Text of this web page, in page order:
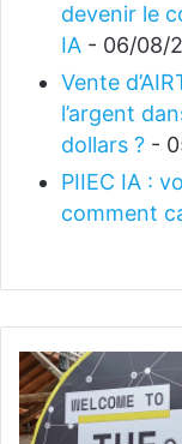
devenir le
IA - 06/08/
Vente
l’argent
dollars ? -
PIIEC IA :
comment